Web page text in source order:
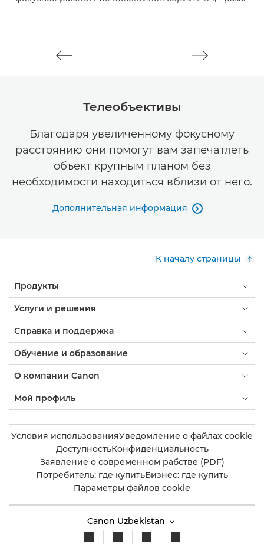
Телеобъективы
Благодаря увеличенному фокусному
расстоянию они помогут вам запечатлеть
объект крупным планом без
необходимости находиться вблизи от него.
Дополнительная информация 
К началу страницы
Продукты
Услуги и решения
Справка и поддержка
Обучение и образование
О компании Canon
Мой профиль
Условия использованияУведомление о файлах cookie
ДоступностьКонфиденциальность
Заявление о современном рабстве (PDF)
Потребитель: где купитьБизнес: где купить
Параметры файлов cookie
Canon Uzbekistan